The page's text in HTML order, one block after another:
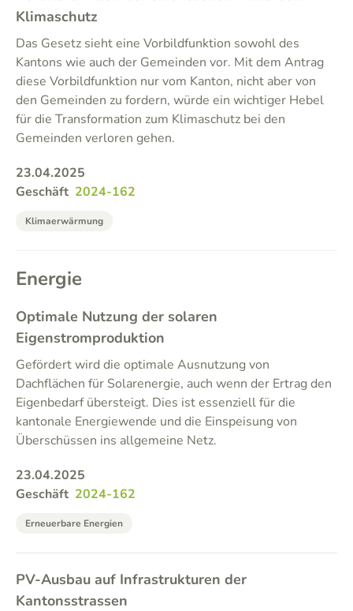
Klimaschutz
Das Gesetz sieht eine Vorbildfunktion sowohl des
Kantons wie auch der Gemeinden vor. Mit dem Antrag
diese Vorbildfunktion nur vom Kanton, nicht aber von
den Gemeinden zu fordern, würde ein wichtiger Hebel
für die Transformation zum Klimaschutz bei den
Gemeinden verloren gehen.
23.04.2025
Geschäft 2024-162
Klimaerwärmung
Energie
Optimale Nutzung der solaren
Eigenstromproduktion
Gefördert wird die optimale Ausnutzung von
Dachflächen für Solarenergie, auch wenn der Ertrag den
Eigenbedarf übersteigt. Dies ist essenziell für die
kantonale Energiewende und die Einspeisung von
Überschüssen ins allgemeine Netz.
23.04.2025
Geschäft 2024-162
Erneuerbare Energien
PV-Ausbau auf Infrastrukturen der
Kantonsstrassen